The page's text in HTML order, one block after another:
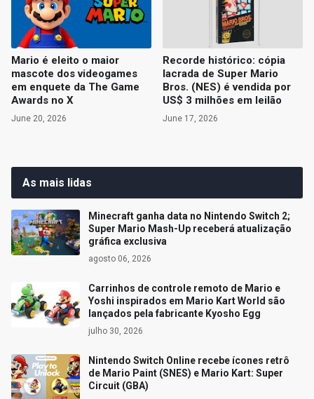
Mario é eleito o maior
mascote dos videogames
em enquete da The Game
Awards no X
June 20, 2026
Recorde histórico: cópia
lacrada de Super Mario
Bros. (NES) é vendida por
US$ 3 milhões em leilão
June 17, 2026
As mais lidas
Minecraft ganha data no Nintendo Switch 2;
Super Mario Mash-Up receberá atualização
gráfica exclusiva
agosto 06, 2026
Carrinhos de controle remoto de Mario e
Yoshi inspirados em Mario Kart World são
lançados pela fabricante Kyosho Egg
julho 30, 2026
Nintendo Switch Online recebe ícones retrô
de Mario Paint (SNES) e Mario Kart: Super
Circuit (GBA)